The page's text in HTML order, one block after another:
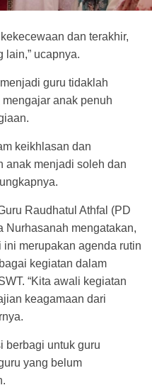
dan terakhir,
lain,” ucapnya.
guru tidaklah
anak penuh
keikhlasan dan
anak menjadi soleh dan
Raudhatul Athfal (PD
Nurhasanah mengatakan,
merupakan agenda rutin
kegiatan dalam
“Kita awali kegiatan
keagamaan dari
berbagi untuk guru
yang belum